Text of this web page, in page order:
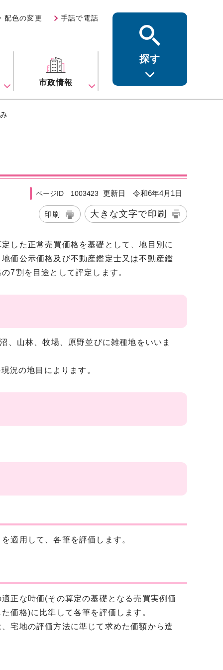
配色の変更 手話で電話
市政情報
探す
ページID 1003423 更新日 令和6年4月1日
印刷 大きな文字で印刷
した正常売買価格を基礎として、地目別に
価公示価格及び不動産鑑定士又は不動産鑑
7割を目途として評定します。
山林、牧場、原野並びに雑種地をいいま
況の地目によります。
適用して、各筆を評価します。
正な時価(その算定の基礎となる売買実例価
価格)に比準して各筆を評価します。
宅地の評価方法に準じて求めた価額から造